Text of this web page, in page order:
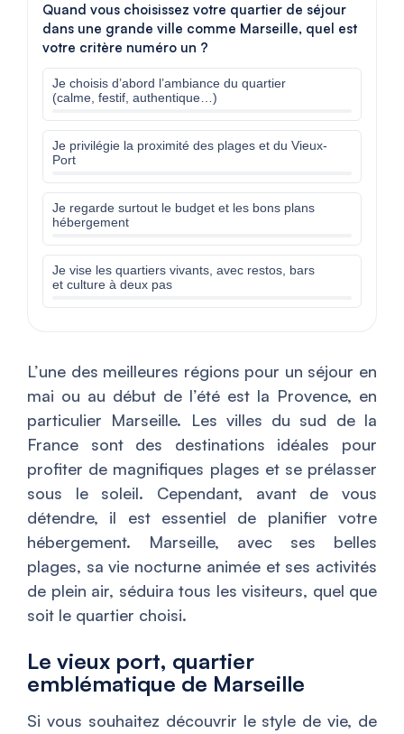
Quand vous choisissez votre quartier de séjour
dans une grande ville comme Marseille, quel est
votre critère numéro un ?
Je choisis d’abord l’ambiance du quartier
(calme, festif, authentique…)
Je privilégie la proximité des plages et du Vieux-
Port
Je regarde surtout le budget et les bons plans
hébergement
Je vise les quartiers vivants, avec restos, bars
et culture à deux pas
L’une des meilleures régions pour un séjour en
mai ou au début de l’été est la Provence, en
particulier Marseille. Les villes du sud de la
France sont des destinations idéales pour
profiter de magnifiques plages et se prélasser
sous le soleil. Cependant, avant de vous
détendre, il est essentiel de planifier votre
hébergement. Marseille, avec ses belles
plages, sa vie nocturne animée et ses activités
de plein air, séduira tous les visiteurs, quel que
soit le quartier choisi.
Le vieux port, quartier
emblématique de Marseille
Si vous souhaitez découvrir le style de vie, de